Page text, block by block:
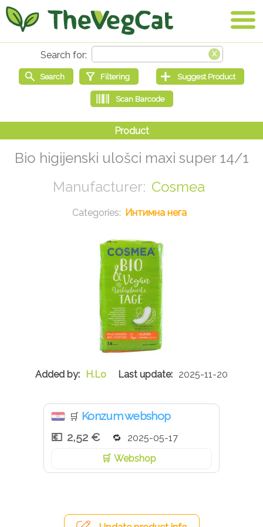
Bio higijenski ulošci maxi super 14/1
Cosmea
Интимна нега
H.Lo 2025-11-20
🛒 Konzum webshop
2,52 €
2025-05-17
Webshop